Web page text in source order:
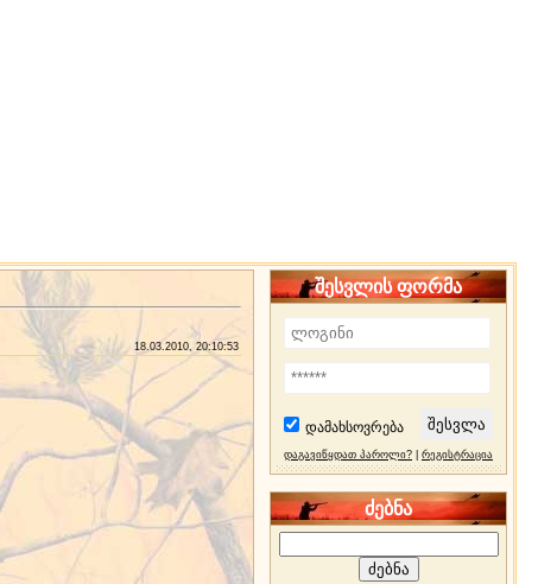
18.03.2010, 20:10:53
შესვლის ფორმა
დამახსოვრება
დაგავიწყდათ პაროლი? რეგისტრაცია
ძებნა